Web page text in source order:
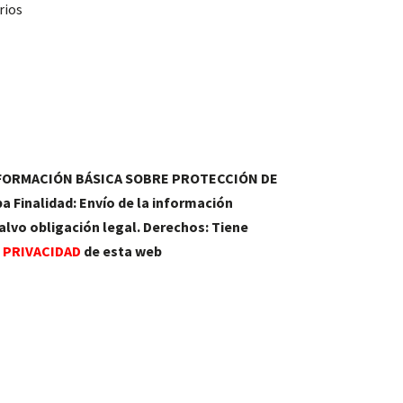
BÁSICA SOBRE PROTECCIÓN DE
Finalidad: Envío de la información
obligación legal. Derechos: Tiene
de esta web